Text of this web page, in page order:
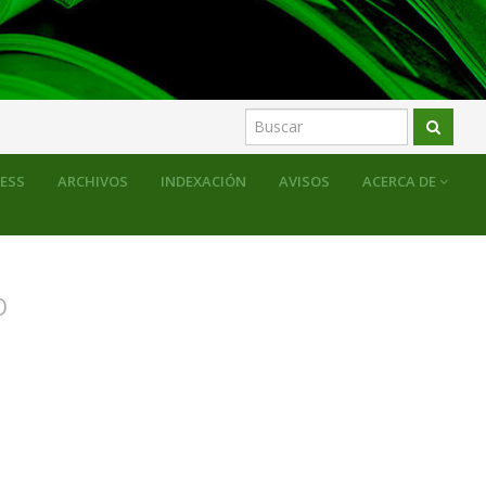
ARCHIVOS INDEXACIÓN AVISOS ACERCA DE
proposamenak Sección monográfica